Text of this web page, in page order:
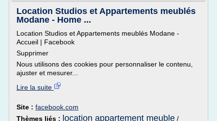
Location Studios et Appartements meublés
Modane - Home ...
Location Studios et Appartements meublés Modane -
Accueil | Facebook
Supprimer
Nous utilisons des cookies pour personnaliser le contenu,
ajuster et mesurer...
Lire la suite
Site : facebook.com
Thèmes liés : location appartement meuble /